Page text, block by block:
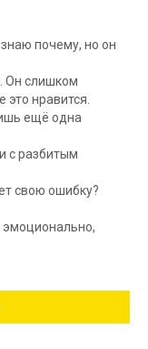
почему, но он
Он слишком
нравится.
ещё одна
с разбитым
свою ошибку?
эмоционально,